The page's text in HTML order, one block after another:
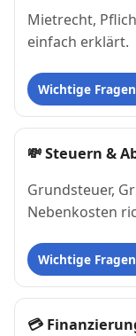
Mietrecht,
einfach erklärt.
Wichtige Fragen
💸Steuern &
Grundsteuer,
Nebenkosten
Wichtige Fragen
💳